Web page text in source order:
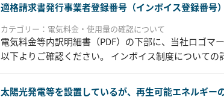
適格請求書発行事業者登録番号（インボイス登録番号
カテゴリー：電気料金・使用量の確認について
電気料金等内訳明細書（PDF）の下部に、当社ロゴマ
以下よりご確認ください。 インボイス制度についての
太陽光発電等を設置しているが、再生可能エネルギー